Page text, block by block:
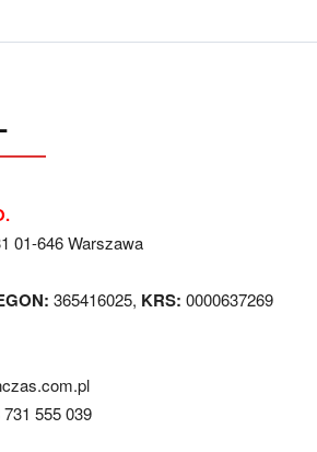
01-646 Warszawa
365416025, KRS: 0000637269
731 555 039